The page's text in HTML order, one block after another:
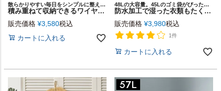
散らかりやすい毎日をシンプルに整える ワイヤーバスケットシリーズ「Wyle（ワイル）」
積み重ねて収納できるワイヤーバスケット34L キャスター付き【Wyle-ワイル】 [64121]
販売価格 ¥3,580税込
カートに入れる
48Lの大容量。45Lのゴミ袋がぴったり収まるサイズ
防水加工で湿った衣類もたくさん収納！4人家族でも十分な大容量48Lアルミフレームでしっかり自立する折りたたみ式ランドリーバスケット [67208]
販売価格 ¥3,980税込
1件
カートに入れる